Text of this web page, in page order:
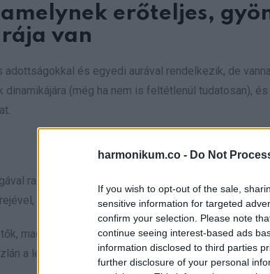
harmonikum.co - Do Not
If you wish to opt-out of the sale,
sensitive information for targeted
confirm your selection. Please note
continue seeing interest-based ads
information disclosed to third parties
further disclosure of your personal
erőteljes,
van
és egyedi aurával rendelkezik, de
dinamikájára (még ha nem is feltétlenül tudatosan),
ragadó és intenzív aurával rendelkezik, ami nem
kisugárzásával és életerejével a körülötte
magabiztosságot, hatalmat, csodálatot,
a legjobb formáját hozza, azt mindenki